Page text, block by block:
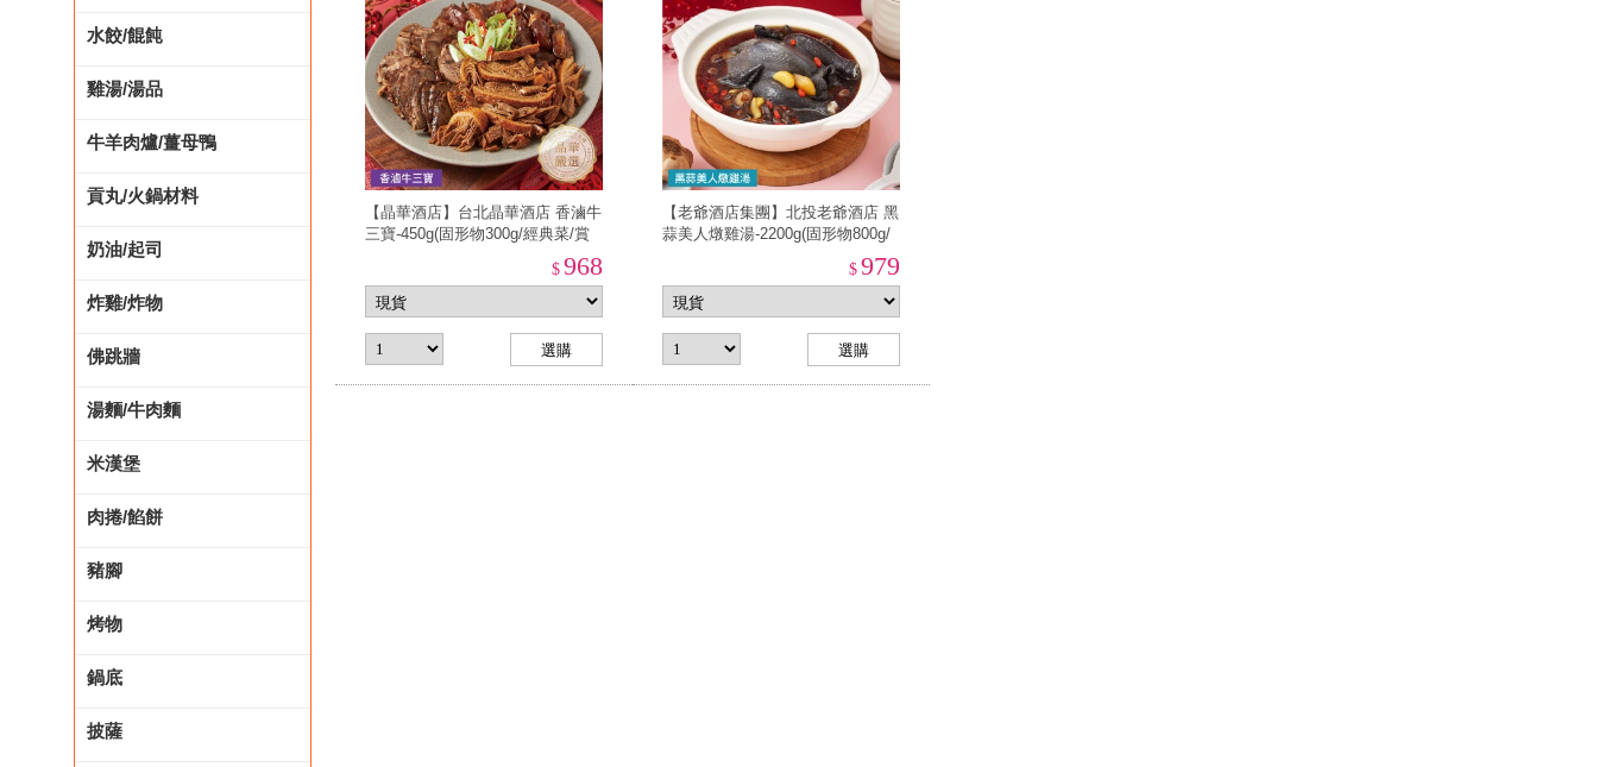
水餃/餛飩
雞湯/湯品
牛羊肉爐/薑母鴨
貢丸/火鍋材料
奶油/起司
炸雞/炸物
佛跳牆
湯麵/牛肉麵
米漢堡
肉捲/餡餅
豬腳
烤物
鍋底
披薩
【晶華酒店】台北晶華酒店 香滷牛
三寶-450g(固形物300g/經典菜/賞
星鮮嚴選/美食激殺任選3件出貨)
$ 968
【老爺酒店集團】北投老爺酒店 黑
蒜美人燉雞湯-2200g(固形物800g/
賞星鮮嚴選/美食激殺任選3件出貨)
$ 979